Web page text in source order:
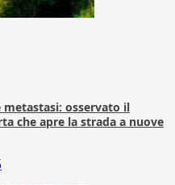
metastasi: osservato il
che apre la strada a nuove